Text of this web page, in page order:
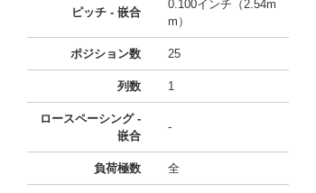
ピッチ - 嵌合
0.100インチ（2.54m
m）
ポジション数 25
列数 1
ロースペーシング -
嵌合
-
負荷極数 全